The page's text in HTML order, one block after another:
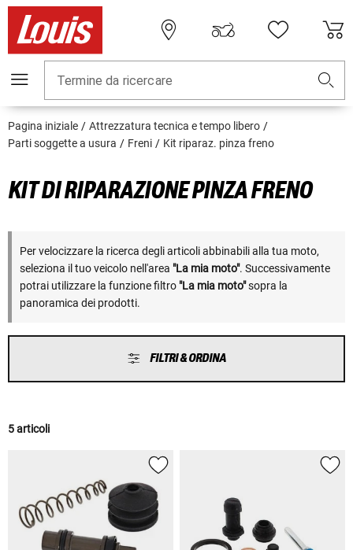
Termine da ricercare
Pagina iniziale
Attrezzatura tecnica e tempo libero
Parti soggette a usura
Freni Kit riparaz. pinza freno
KIT DI RIPARAZIONE PINZA FRENO
Per velocizzare la ricerca degli articoli abbinabili alla tua moto,
seleziona il tuo veicolo nell'area "La mia moto". Successivamente
potrai utilizzare la funzione filtro "La mia moto"sopra la
panoramica dei prodotti.
FILTRI & ORDINA
5 articoli